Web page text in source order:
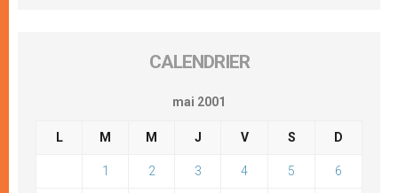
CALENDRIER
mai 2001
L M M J V S D
1 2 3 4 5 6